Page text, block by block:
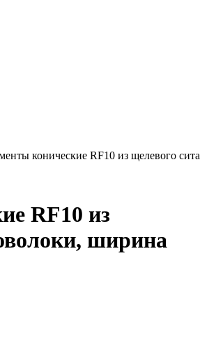
конические RF10 из щелевого сита
RF10 из
ширина